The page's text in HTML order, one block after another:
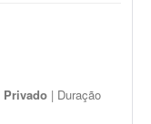
Privado | Duração